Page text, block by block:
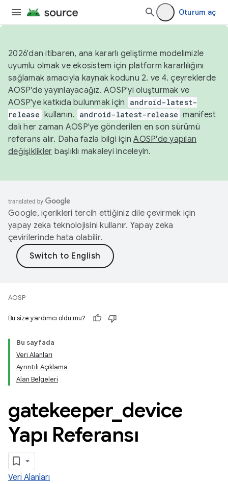
Oturum aç
2026'dan itibaren, ana kararlı geliştirme modelimizle
uyumlu olmak ve ekosistem için platform kararlılığını
sağlamak amacıyla kaynak kodunu 2. ve 4. çeyreklerde
AOSP'de yayınlayacağız. AOSP'yi oluşturmak ve
AOSP'ye katkıda bulunmak için
android-latest-
release kullanın. android-latest-release manifest
dalı her zaman AOSP'ye gönderilen en son sürümü
referans alır. Daha fazla bilgi içinAOSP'de yapılan
değişiklikler başlıklı makaleyi inceleyin.
Google, içerikleri tercih ettiğiniz dile çevirmek için
yapay zeka teknolojisini kullanır. Yapay zeka
çevirilerinde hata olabilir.
AOSP
Bu size yardımcı oldu mu?
Bu sayfada
Veri Alanları
Ayrıntılı Açıklama
Alan Belgeleri
gatekeeper_ device
Yapı Referansı
Veri Alanları